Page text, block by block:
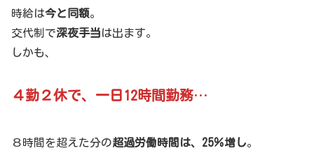
時給は今と同額。
交代制で深夜手当は出ます。
しかも、
４勤２休で、一日12時間勤務…
８時間を超えた分の超過労働時間は、25％増し。